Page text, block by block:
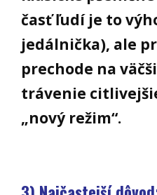
časť ľudí je to
jedálnička), ale
prechode na
trávenie
„nový režim“.